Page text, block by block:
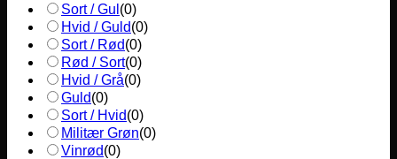
Sort / Gul (0)
Hvid / Guld(0)
Sort / Rød(0)
Rød / Sort(0)
Hvid / Grå(0)
Guld(0)
Sort / Hvid(0)
Militær Grøn(0)
Vinrød(0)